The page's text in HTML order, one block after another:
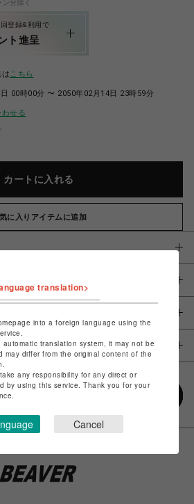
分除く
登録&利用で
ト進呈
こちら
00時00分 〜 2050年02月14日 23時59分
わせる
カートに入れる
に入りアイテムに追加
translation>
into a foreign language using the
translation system, it may not be
may differ from the original content of the
any responsibility for any direct or
by using this service. Thank you for your
Cancel